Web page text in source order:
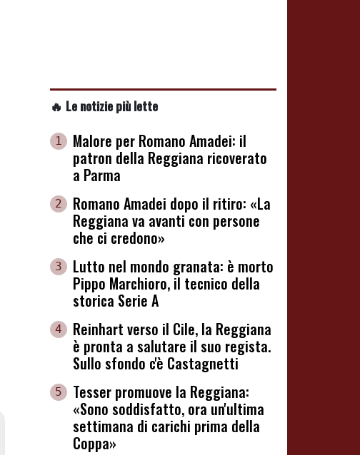
🔥 Le notizie più lette
1
Malore per Romano Amadei: il
patron della Reggiana ricoverato
a Parma
2
Romano Amadei dopo il ritiro: «La
Reggiana va avanti con persone
che ci credono»
3
Lutto nel mondo granata: è morto
Pippo Marchioro, il tecnico della
storica Serie A
4
Reinhart verso il Cile, la Reggiana
è pronta a salutare il suo regista.
Sullo sfondo c'è Castagnetti
5
Tesser promuove la Reggiana:
«Sono soddisfatto, ora un'ultima
settimana di carichi prima della
Coppa»